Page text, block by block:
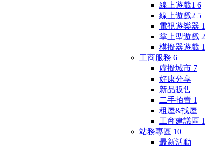
線上遊戲1 6
線上遊戲2 5
電視遊樂器 1
掌上型遊戲 2
模擬器遊戲 1
工商服務 6
虛擬城市 7
好康分享
新品販售
二手拍賣 1
租屋&找屋
工商建議區 1
站務專區 10
最新活動